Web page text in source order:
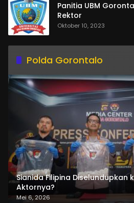
Panitia UBM
Rektor
Oktober 10, 2023
Polda Gorontalo
Sianida Filipina Diselundupkan
Aktornya?
Mei 6, 2026